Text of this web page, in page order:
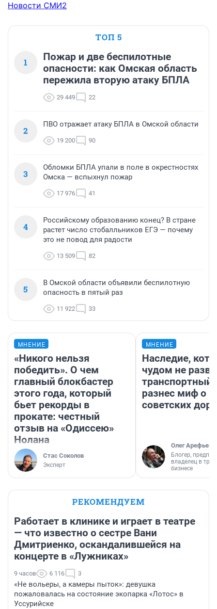
Новости СМИ2
ТОП 5
1
Пожар и две беспилотные
опасности: как Омская область
пережила вторую атаку БПЛА
29 449 22
2
ПВО отражает атаку БПЛА в Омской области
19 200 90
3
Обломки БПЛА упали в поле в окрестностях
Омска — вспыхнул пожар
17 976 41
4
Российскому образованию конец? В стране
растет число стобалльников ЕГЭ — почему
это не повод для радости
13 509 82
5
В Омской области объявили беспилотную
опасность в пятый раз
11 922 33
МНЕНИЕ
«Никого нельзя
победить». О чем
главный блокбастер
этого года, который
бьет рекорды в
прокате: честный
отзыв на «Одиссею»
Нолана
Стас Соколов
Эксперт
МНЕНИЕ
Наследие,
чудом не
транспортный
разнес миф о
советских
Олег Арефьев
Блогер,
владелец в
бизнесе
РЕКОМЕНДУЕМ
Работает в клинике и играет в театре
— что известно о сестре Вани
Дмитриенко, оскандалившейся на
концерте в «Лужниках»
9 часов 6 116 3
«Не вольеры, а камеры пыток»: девушка
пожаловалась на состояние экопарка «Лотос» в
Уссурийске